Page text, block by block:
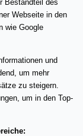
Bestandteil des
Webseite in den
wie Google
und
um mehr
zu steigern.
um in den Top-